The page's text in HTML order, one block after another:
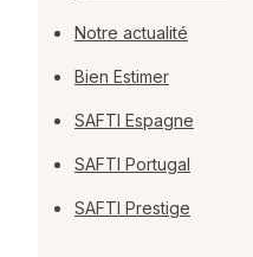
Notre actualité
Bien Estimer
SAFTI Espagne
SAFTI Portugal
SAFTI Prestige